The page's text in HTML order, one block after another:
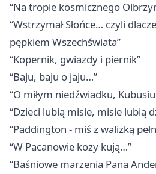
“Na tropie kosmicznego
“Wstrzymał Słońce… czyli
pępkiem Wszechświata”
“Kopernik, gwiazdy i piernik”
“Baju, baju o jaju…”
“O miłym niedźwiadku,
“Dzieci lubią misie, misie lubią
“Paddington - miś z walizką
“W Pacanowie kozy kują…”
“Baśniowe marzenia Pana